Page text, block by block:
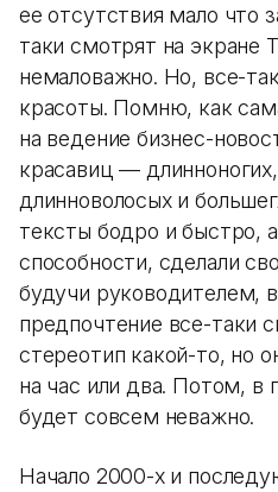
ее отсутствия мало что
таки смотрят на
немаловажно. Но, все-
красоты. Помню, как
на ведение бизнес-
красавиц —
длинноволосых и
тексты бодро и быстро,
способности, сделали
будучи руководителем,
предпочтение все-таки
стереотип какой-то, но
на час или два. Потом, в
будет совсем неважно.
Начало 2000-х и